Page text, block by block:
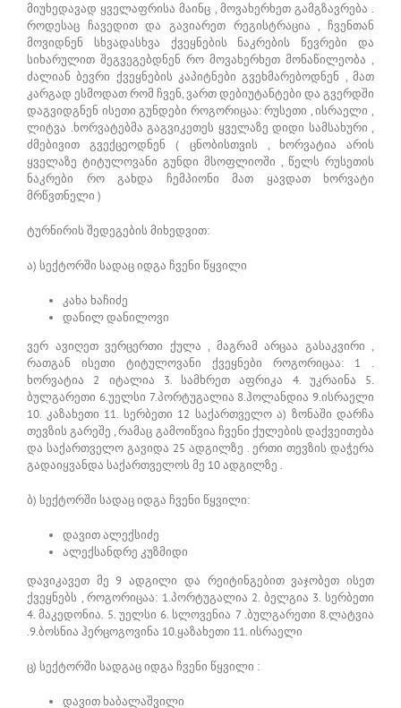
მიუხედავად ყველაფრისა მაინც , მოვახერხეთ გამგზავრება .
როდესაც ჩავედით და გავიარეთ რეგისტრაცია , ჩვენთან
მოვიდნენ სხვადასხვა ქვეყნების ნაკრების წევრები და
სიხარულით შეგვეგებდნენ რო მოვახერხეთ მონაწილეობა ,
ძალიან ბევრი ქვეყნების კაპიტნები გვეხმარებოდნენ , მათ
კარგად ესმოდათ რომ ჩვენ, ვართ დებიუტანტები და გვერდში
დაგვიდგნენ ისეთი გუნდები როგორიცაა: რუსეთი , ისრაელი ,
ლიტვა .ხორვატებმა გაგვიკეთეს ყველაზე დიდი სამსახური ,
ძმებივით გვექცეოდნენ ( ცნობისთვის , ხორვატია არის
ყველაზე ტიტულოვანი გუნდი მსოფლიოში , წელს რუსეთის
ნაკრები რო გახდა ჩემპიონი მათ ყავდათ ხორვატი
მრწვთნელი )
ტურნირის შედეგების მიხედვით:
ა) სექტორში სადაც იდგა ჩვენი წყვილი
კახა ხაჩიძე
დანილ დანილოვი
ვერ ავიღეთ ვერცერთი ქულა , მაგრამ არცაა გასაკვირი ,
რათგან ისეთი ტიტულოვანი ქვეყნები როგორიცაა: 1 .
ხორვატია 2 იტალია 3. სამხრეთ აფრიკა 4. უკრაინა 5.
ბულგარეთი 6.უელსი 7.პორტუგალია 8.ჰოლანდია 9.ისრაელი
10. კაზახეთი 11. სერბეთი 12 საქართველო ა) ზონაში დარჩა
თევზის გარეშე , რამაც გამოიწვია ჩვენი ქულების დაქვეითება
და საქართველო გავიდა 25 ადგილზე . ერთი თევზის დაჭერა
გადაიყვანდა საქართველოს მე 10 ადგილზე .
ბ) სექტორში სადაც იდგა ჩვენი წყვილი:
დავით ალექსიძე
ალექსანდრე კუზმიდი
დავიკავეთ მე 9 ადგილი და რეიტინგებით ვაჯობეთ ისეთ
ქვეყნებს , როგორიცაა: 1.პორტუგალია 2. ბელგია 3. სერბეთი
4. მაკედონია. 5. უელსი 6. სლოვენია 7 .ბულგარეთი 8.ლატვია
.9.ბოსნია ჰერცოგოვინა 10.ყაზახეთი 11. ისრაელი
ც) სექტორში სადგაც იდგა ჩვენი წყვილი :
დავით ხაბალაშვილი